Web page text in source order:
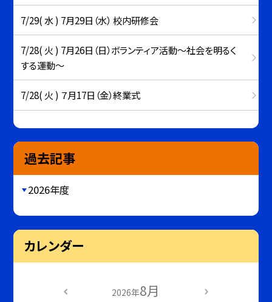
7/29( 水 ) 7月29日（水） 校内研修会
7/28( 火 ) 7月26日（日）ボランティア活動～社会を明るく
する運動～
7/28( 火 ) ７月17日（金）終業式
過去記事
2026年度
カレンダー
2026年8月